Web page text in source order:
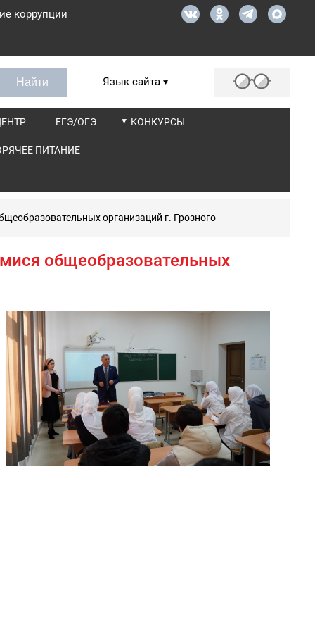
коррупции
Язык сайта
ЕГЭ/ОГЭ КОНКУРСЫ
ПИТАНИЕ
организаций г. Грозного
общеобразовательных